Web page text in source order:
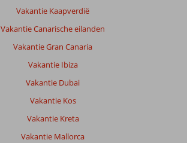
Vakantie Kaapverdië
Vakantie Canarische eilanden
Vakantie Gran Canaria
Vakantie Ibiza
Vakantie Dubai
Vakantie Kos
Vakantie Kreta
Vakantie Mallorca